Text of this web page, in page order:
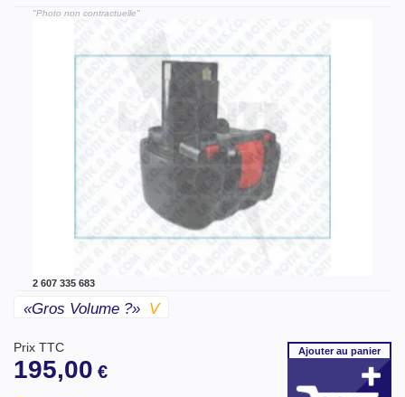
"Photo non contractuelle"
2 607 335 683
«gros Volume ?» V
Prix TTC
195,00 €
Ajouterau panier